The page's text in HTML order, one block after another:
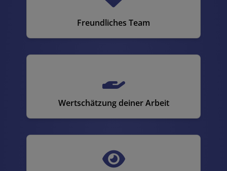
Freundliches Team
Wertschätzung deiner Arbeit